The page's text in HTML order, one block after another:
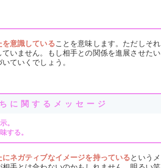
意識していることを意味します。ただしそれ
いません。もし相手との関係を進展させたい
ていくでしょう。
に関するメッセージ
。
する。
ネガティブなイメージを持っているというメ